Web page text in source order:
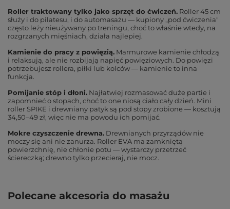
Roller traktowany tylko jako sprzęt do ćwiczeń. Roller 45 cm
służy i do pilatesu, i do automasażu — kupiony „pod ćwiczenia"
często leży nieużywany po treningu, choć to właśnie wtedy, na
rozgrzanych mięśniach, działa najlepiej.
Kamienie do pracy z powięzią. Marmurowe kamienie chłodzą
i relaksują, ale nie rozbijają napięć powięziowych. Do powięzi
potrzebujesz rollera, piłki lub kolców — kamienie to inna
funkcja.
Pomijanie stóp i dłoni. Najłatwiej rozmasować duże partie i
zapomnieć o stopach, choć to one niosą ciało cały dzień. Mini
roller SPIKE i drewniany patyk są pod stopy zrobione — kosztują
34,50–49 zł, więc nie ma powodu ich pomijać.
Mokre czyszczenie drewna. Drewnianych przyrządów nie
moczy się ani nie zanurza. Roller EVA ma zamkniętą
powierzchnię, nie chłonie potu — wystarczy przetrzeć
ściereczką; drewno tylko przecieraj, nie mocz.
Polecane akcesoria do masażu